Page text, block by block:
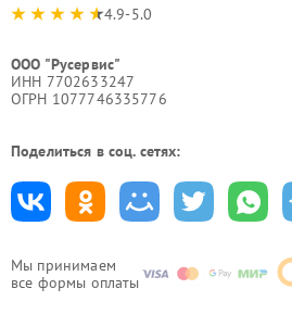
Мы принимаем
все формы оплаты
4.9-5.0
ООО "Русервис"
ИНН 7702633247
ОГРН 1077746335776
Поделиться в соц. сетях: